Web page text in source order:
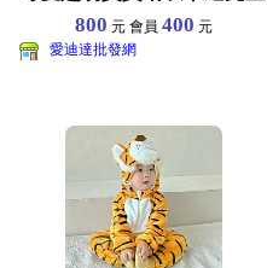
睡衣爬服 尺寸70-1
800 元 會員 400 元
愛迪達批發網